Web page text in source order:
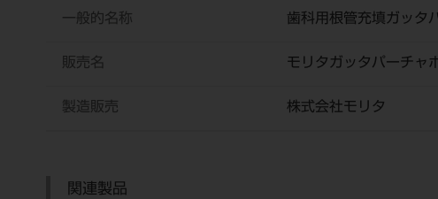
一般的名称 歯科用根管充填ガッタ
販売名 モリタガッタパーチャ
製造販売 株式会社モリタ
関連製品